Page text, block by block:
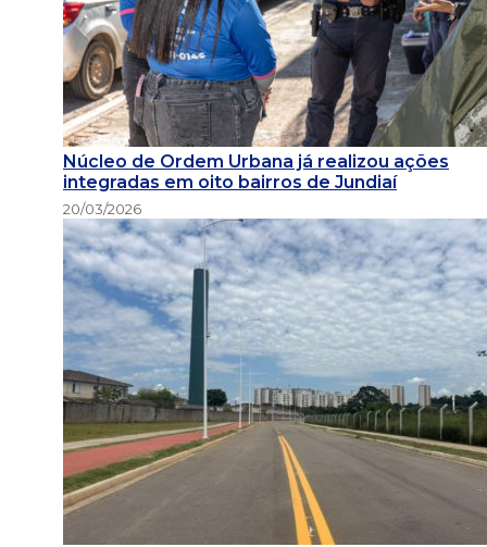
Núcleo de Ordem Urbana já realizou ações
integradas em oito bairros de Jundiaí
20/03/2026